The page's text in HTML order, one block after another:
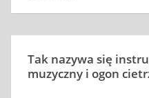
Tak nazywa się
muzyczny i ogon